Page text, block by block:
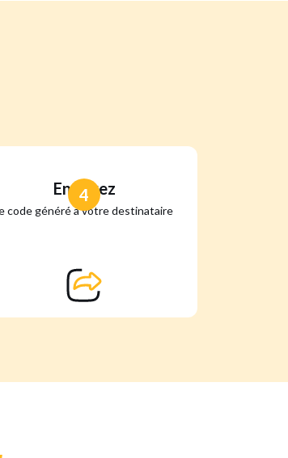
Envoyez
code généré à votre destinataire
4